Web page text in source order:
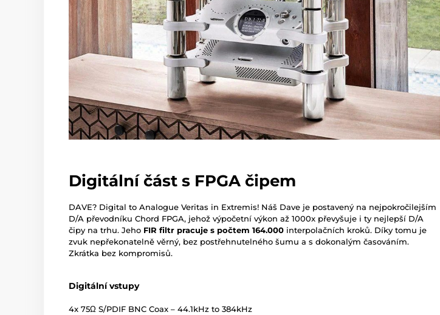
Digitální část s FPGA čipem
DAVE? Digital to Analogue Veritas in Extremis! Náš Dave je postavený na nejpokročilejším
D/A převodníku Chord FPGA, jehož výpočetní výkon až 1000x převyšuje i ty nejlepší D/A
čipy na trhu. Jeho FIR filtr pracuje s počtem 164.000 interpolačních kroků. Díky tomu je
zvuk nepřekonatelně věrný, bez postřehnutelného šumu a s dokonalým časováním.
Zkrátka bez kompromisů.
Digitální vstupy
4x 75Ω S/PDIF BNC Coax – 44.1kHz to 384kHz